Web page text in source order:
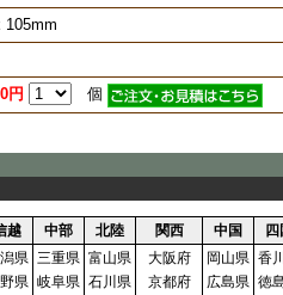
105mm
円 個
越 中部 北陸 関西 中国 四
県
県
三重県
岐阜県
富山県
石川県
大阪府
京都府
岡山県
広島県
香
徳